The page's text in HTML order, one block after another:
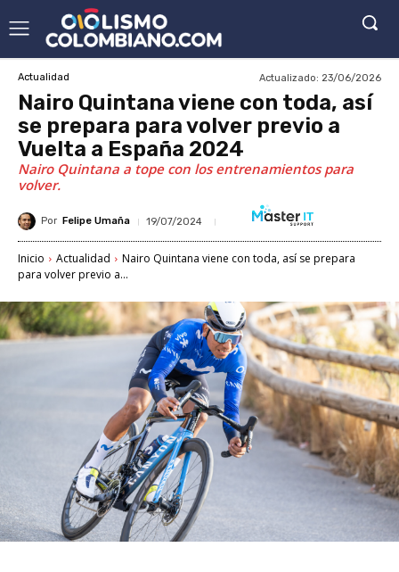
Actualidad Actualizado: 23/06/2026
Nairo Quintana viene con toda, así
se prepara para volver previo a
Vuelta a España 2024
Nairo Quintana a tope con los entrenamientos para
volver.
Por Felipe Umaña 19/07/2024
Inicio Actualidad
Nairo Quintana viene con toda, así se prepara
para volver previo a...